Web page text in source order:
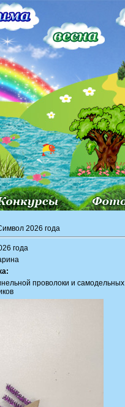
2026 года
года
проволоки и самодельных